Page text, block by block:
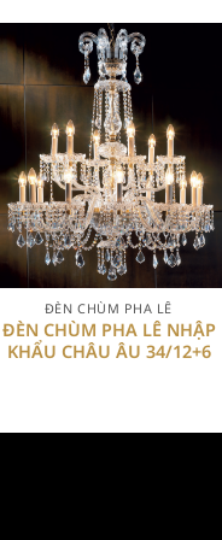
+
ĐÈN CHÙM PHA LÊ
ĐÈN CHÙM PHA LÊ NHẬP
KHẨU CHÂU ÂU 34/12+6